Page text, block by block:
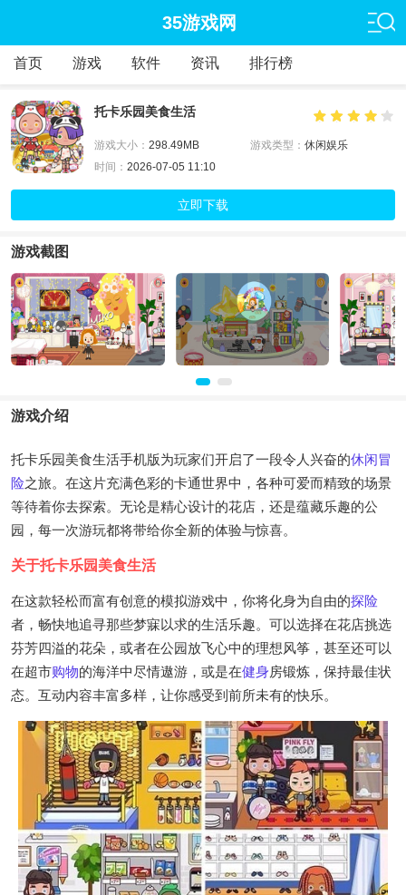
35游戏网
首页 游戏 软件 资讯 排行榜
托卡乐园美食生活
游戏大小： 298.49MB 游戏类型： 休闲娱乐
时间： 2026-07-05 11:10
立即下载
游戏截图
游戏介绍
托卡乐园美食生活手机版为玩家们开启了一段令人兴奋的休闲冒
险之旅。在这片充满色彩的卡通世界中，各种可爱而精致的场景
等待着你去探索。无论是精心设计的花店，还是蕴藏乐趣的公
园，每一次游玩都将带给你全新的体验与惊喜。
关于托卡乐园美食生活
在这款轻松而富有创意的模拟游戏中，你将化身为自由的探险
者，畅快地追寻那些梦寐以求的生活乐趣。可以选择在花店挑选
芬芳四溢的花朵，或者在公园放飞心中的理想风筝，甚至还可以
在超市购物的海洋中尽情遨游，或是在健身房锻炼，保持最佳状
态。互动内容丰富多样，让你感受到前所未有的快乐。